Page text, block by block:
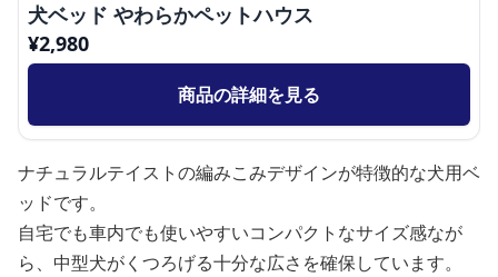
犬ベッド やわらかペットハウス
¥2,980
商品の詳細を見る
ナチュラルテイストの編みこみデザインが特徴的な犬用ベ
ッドです。
自宅でも車内でも使いやすいコンパクトなサイズ感なが
ら、中型犬がくつろげる十分な広さを確保しています。